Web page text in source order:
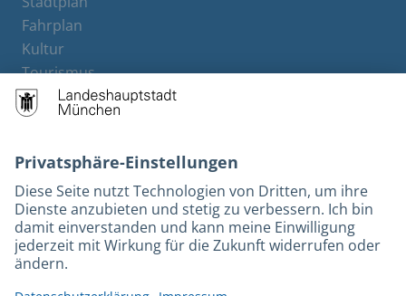
Fahrplan
Kultur
Tourismus
M-Strom
Bürgerservice
Kontakt
Barrierefreiheit
Leichte Sprache